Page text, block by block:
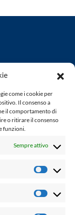
come i cookie per
Il consenso a
il comportamento di
o ritirare il consenso
funzioni.
Sempre attivo
giornalistica in
Non può
per